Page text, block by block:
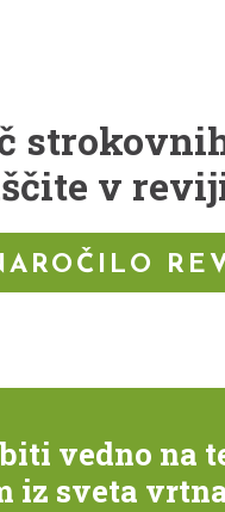
v
vedno na
iz sveta